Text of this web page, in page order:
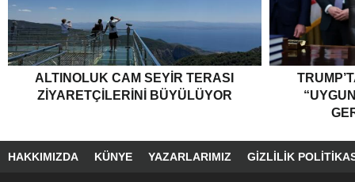
ALTINOLUK CAM SEYIR TERASI
ZIYARETÇILERINI BÜYÜLÜYOR
HAKKIMIZDA KÜNYE YAZARLARIMIZ GIZLILIK